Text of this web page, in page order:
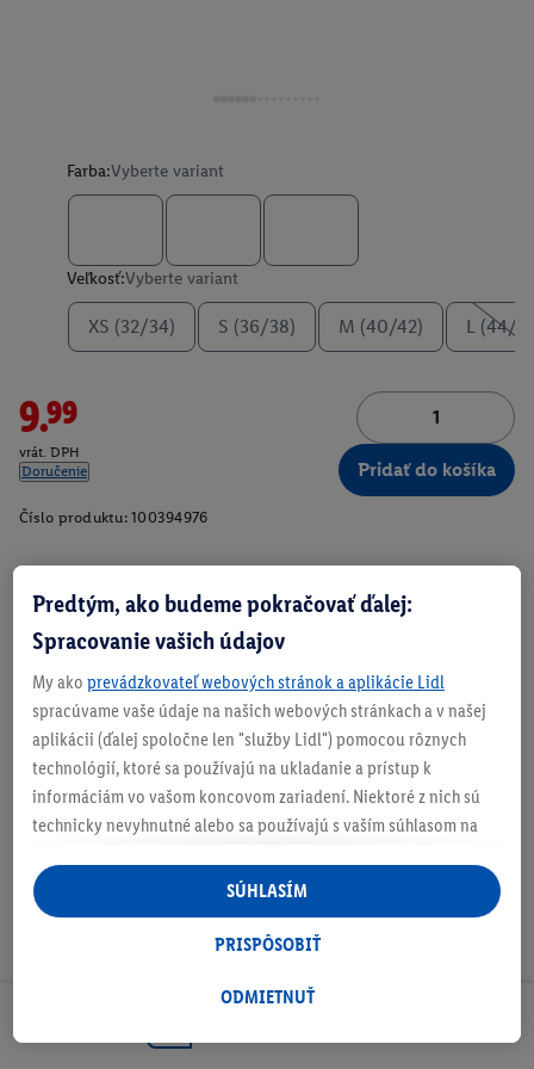
Farba:Vyberte variant
Veľkosť:Vyberte variant
XS (32/34) S (36/38) M (40/42) L (44/
9.99
vrát. DPH
Doručenie
Pridať do košíka
Číslo produktu: 100394976
Zistite svoju veľkosť
O produkte
Predtým, ako budeme pokračovať ďalej:
Spracovanie vašich údajov
My ako prevádzkovateľ webových stránok a aplikácie Lidl
spracúvame vaše údaje na našich webových stránkach a v našej
aplikácii (ďalej spoločne len "služby Lidl") pomocou rôznych
technológií, ktoré sa používajú na ukladanie a prístup k
informáciám vo vašom koncovom zariadení. Niektoré z nich sú
technicky nevyhnutné alebo sa používajú s vaším súhlasom na
personalizovanú reklamu v rámci služieb Lidl aj mimo nich. Ak
ste účastníkom programu Lidl Plus, na tieto účely sa spracúvajú
aj údaje z vášho nákupného správania v obchode.
následne si vytvoríte účet Lidl Plus alebo sa prihlásite do svojho
tiež vytvoriť špeciálny online identifikátor z e-mailovej adresy,
ODMIETNUŤ
PRISPÔSOBIŤ
SÚHLASÍM